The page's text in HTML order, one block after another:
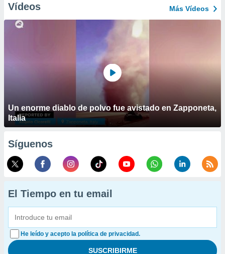
Vídeos Más Vídeos
Un enorme diablo de polvo fue avistado en Zapponeta,
Italia
Síguenos
El Tiempo en tu email
He leído y acepto la política de privacidad.